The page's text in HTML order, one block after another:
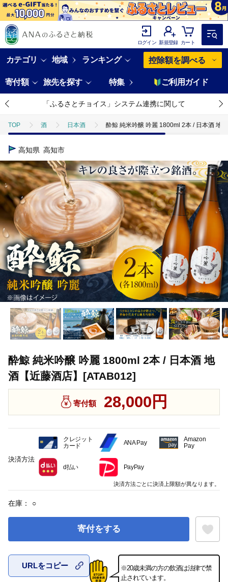
ログイン 新規登録 カート
カテゴリ 地域 ランキング 控除額を調べる
寄付額 旅先を探す 特集 ご利用ガイド
「ふるさとチョイス」システム連携に関して
TOP 酒 日本酒 酔鯨 純米吟醸 吟麗 1800ml 2本 / 日本酒 地
高知県 高知市
酔鯨 純米吟醸 吟麗 1800ml 2本 / 日本酒 地
酒【近藤酒店】[ATAB012]
寄付額 28,000円
在庫： ○
寄付をする
お気に入
URLをコピー
※20歳未満の方の飲酒は法律で禁
止されています。
決済方法
クレジット
カード
ANA Pay
Amazon
Pay
d払い PayPay
決済方法ごとに決済上限額が異なります。